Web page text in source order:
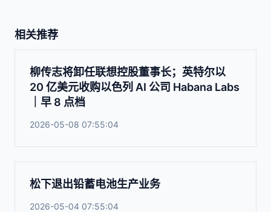
相关推荐
柳传志将卸任联想控股董事长；英特尔以
20 亿美元收购以色列 AI 公司 Habana Labs
｜早 8 点档
2026-05-08 07:55:04
松下退出铅蓄电池生产业务
2026-05-04 07:55:04